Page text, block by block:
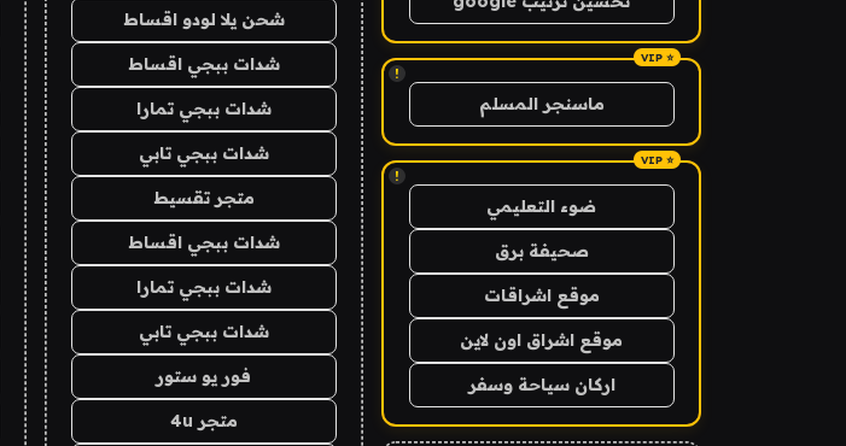
!
ماسنجر المسلم
!
ضوء التعليمي
صحيفة برق
موقع اشراقات
موقع اشراق اون لاين
اركان سياحة وسفر
شحن يلا لودو اقساط
شدات ببجي اقساط
شدات ببجي تمارا
شدات ببجي تابي
متجر تقسيط
شدات ببجي اقساط
شدات ببجي تمارا
شدات ببجي تابي
فور يو ستور
متجر 4u